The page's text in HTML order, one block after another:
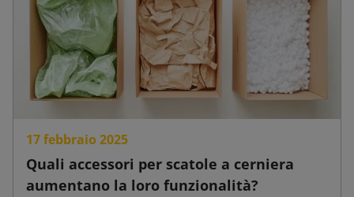
17 febbraio 2025
Quali accessori per scatole a cerniera
aumentano la loro funzionalità?